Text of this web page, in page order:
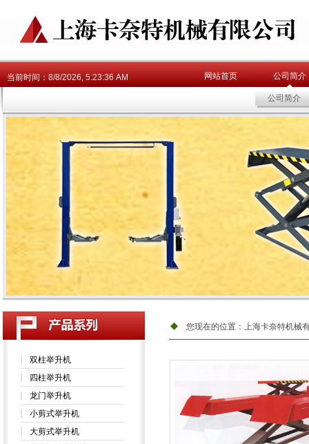
当前时间： 8/8/2026, 5:23:37 AM 网站首页 公司简介
公司简介
双柱举升机
四柱举升机
龙门举升机
小剪式举升机
大剪式举升机
您现在的位置： 上海卡奈特机械